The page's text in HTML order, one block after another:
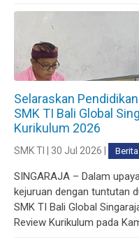
Selaraskan
SMK TI Bali Global
Kurikulum 2026
SMK TI | 30 Jul 2026 | Berita
SINGARAJA – Dalam
kejuruan dengan tuntutan
SMK TI Bali Global
Review Kurikulum pada